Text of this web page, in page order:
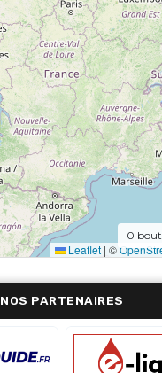
Leaflet | ©
0
NOS PARTENAIRES